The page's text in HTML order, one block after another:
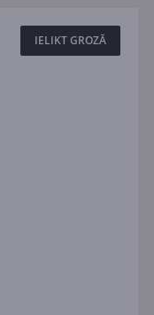
IELIKT GROZĀ